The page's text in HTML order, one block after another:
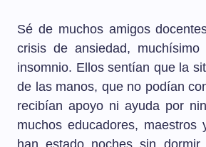
Sé de muchos amigos
crisis de ansiedad,
insomnio. Ellos sentían que la
de las manos, que no podían
recibían apoyo ni ayuda por
muchos educadores, maestros
han estado noches sin